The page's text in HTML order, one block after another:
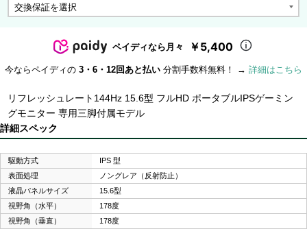
ペイディなら月々 ￥5,400
今ならペイディの 3・6・12回あと払い 分割手数料無料！ → 詳細はこちら
リフレッシュレート144Hz 15.6型 フルHD ポータブルIPSゲーミン
グモニター 専用三脚付属モデル
詳細スペック
駆動方式
IPS 型
表面処理
ノングレア（反射防止）
液晶パネルサイズ
15.6型
視野角（水平）
178度
視野角（垂直）
178度